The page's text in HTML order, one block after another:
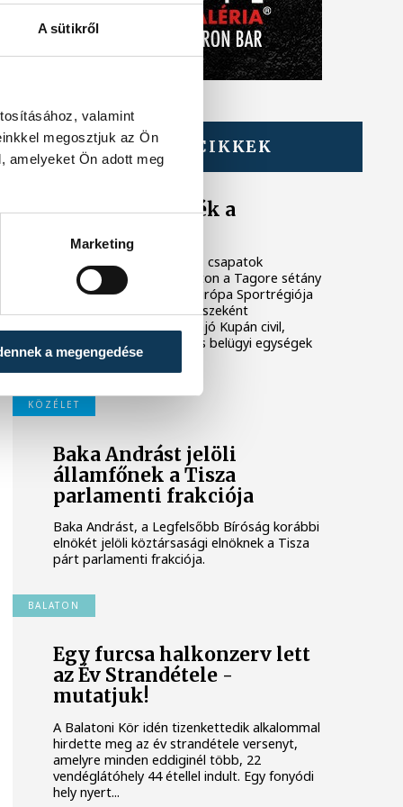
A sütikről
valamint
megosztjuk az Ön
amelyeket Ön adott meg
Marketing
a megengedése
TOVÁBBI CIKKEK
KÖZÉLET
Megszelídítették a
A dobok ritmusára evező csapatok
népesítették be szombaton a Tagore sétány
előtti partszakaszt. Az Európa Sportrégiója
2026 programsorozat részeként
megrendezett Sárkányhajó Kupán civil,
céges, sportegyesületi és belügyi egységek
csaptak össze a vízen.
KÖZÉLET
Baka Andrást jelöli
államfőnek a Tisza
parlamenti frakciója
Baka Andrást, a Legfelsőbb Bíróság korábbi
elnökét jelöli köztársasági elnöknek a Tisza
párt parlamenti frakciója.
BALATON
Egy furcsa halkonzerv lett
az Év Strandétele -
mutatjuk!
A Balatoni Kör idén tizenkettedik alkalommal
hirdette meg az év strandétele versenyt,
amelyre minden eddiginél több, 22
vendéglátóhely 44 étellel indult. Egy fonyódi
hely nyert...